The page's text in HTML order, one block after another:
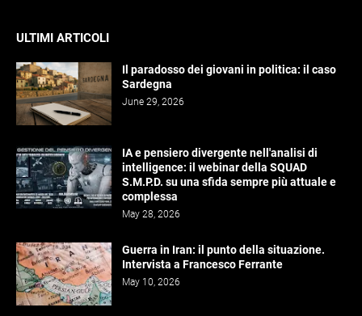
ULTIMI ARTICOLI
Il paradosso dei giovani in politica: il caso
Sardegna
June 29, 2026
IA e pensiero divergente nell'analisi di
intelligence: il webinar della SQUAD
S.M.P.D. su una sfida sempre più attuale e
complessa
May 28, 2026
Guerra in Iran: il punto della situazione.
Intervista a Francesco Ferrante
May 10, 2026